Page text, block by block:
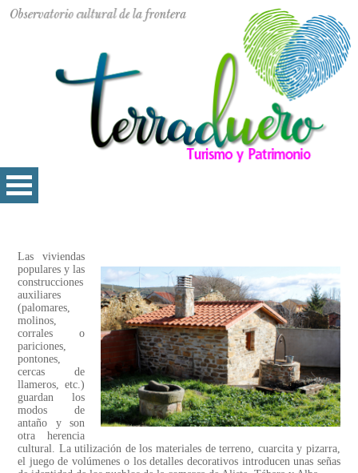
Las viviendas
populares y las
construcciones
auxiliares
(palomares,
molinos,
corrales o
pariciones,
pontones,
cercas de
llameros, etc.)
guardan los
modos de
antaño y son
otra herencia
cultural. La utilización de los materiales de terreno, cuarcita y pizarra,
el juego de volúmenes o los detalles decorativos introducen unas señas